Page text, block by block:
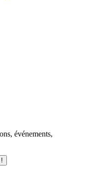
événements,